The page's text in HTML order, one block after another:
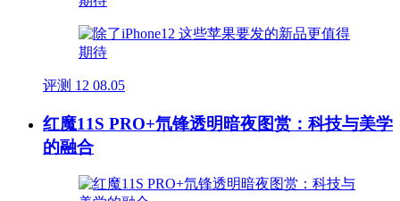
评测 12 08.05
红魔11S PRO+氘锋透明暗夜图赏：科技与美学
的融合